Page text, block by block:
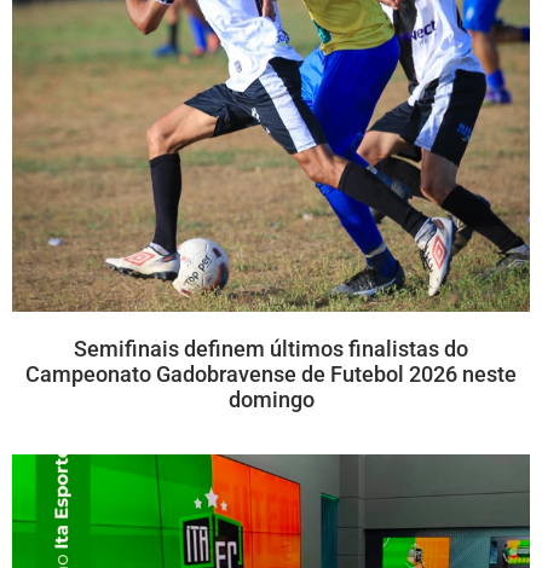
Semifinais definem últimos finalistas do
Campeonato Gadobravense de Futebol 2026 neste
domingo